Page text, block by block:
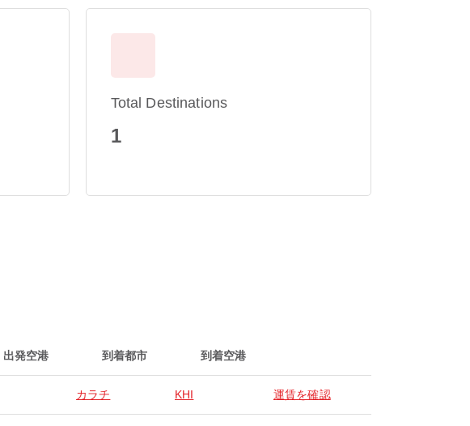
Total Destinations
1
出発空港 到着都市 到着空港
カラチ KHI 運賃を確認